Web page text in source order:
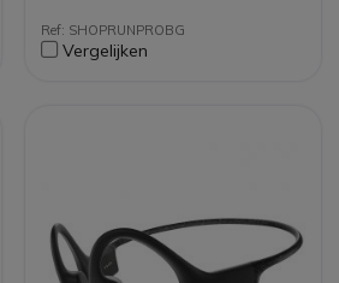
Ref: SHOPRUNPROBG
Vergelijken